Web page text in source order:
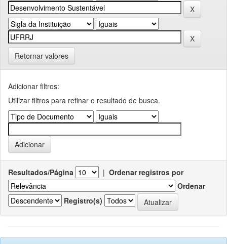
Retornar valores
Adicionar filtros:
Utilizar filtros para refinar o resultado de busca.
Resultados/Página | Ordenar registros por
Ordenar
Registro(s)